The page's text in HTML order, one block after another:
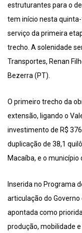
estruturantes para o
tem início nesta
serviço da primeira
trecho. A solenidade
Transportes, Renan
Bezerra (PT).
O primeiro trecho da
extensão, ligando o
investimento de R$
duplicação de 38,1
Macaíba, e o município
Inserida no Programa
articulação do Governo
apontada como
produção, mobilidade